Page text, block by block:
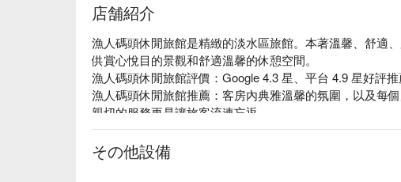
店舗紹介
漁人碼頭休閒旅館是精緻的淡水區旅館。本著溫馨、舒適
供賞心悅目的景觀和舒適溫馨的休憩空間。
漁人碼頭休閒旅館評價：Google 4.3 星、平台 4.9 星好評推
漁人碼頭休閒旅館推薦：客房內典雅溫馨的氛圍，以及每
親切的服務更是讓旅客流連忘返。
漁人碼頭休閒旅館旅館登記證號：新北市旅館033號。
漁人碼頭休閒旅館優惠、漁人碼頭休閒旅館住宿方案、漁
その他設備